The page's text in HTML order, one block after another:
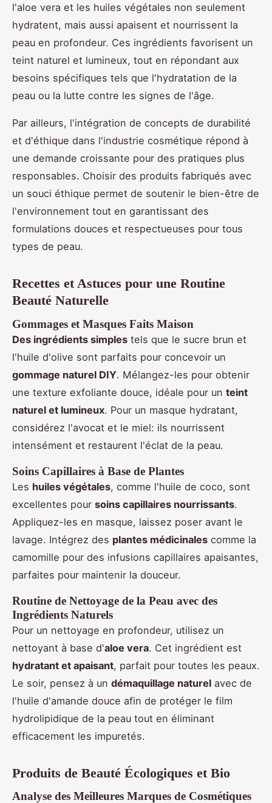
l'aloe vera et les huiles végétales non seulement
hydratent, mais aussi apaisent et nourrissent la
peau en profondeur. Ces ingrédients favorisent un
teint naturel et lumineux, tout en répondant aux
besoins spécifiques tels que l'hydratation de la
peau ou la lutte contre les signes de l'âge.
Par ailleurs, l'intégration de concepts de durabilité
et d'éthique dans l'industrie cosmétique répond à
une demande croissante pour des pratiques plus
responsables. Choisir des produits fabriqués avec
un souci éthique permet de soutenir le bien-être de
l'environnement tout en garantissant des
formulations douces et respectueuses pour tous
types de peau.
Recettes et Astuces pour une Routine
Beauté Naturelle
Gommages et Masques Faits Maison
Des ingrédients simples tels que le sucre brun et
l'huile d'olive sont parfaits pour concevoir un
gommage naturel DIY. Mélangez-les pour obtenir
une texture exfoliante douce, idéale pour un teint
naturel et lumineux. Pour un masque hydratant,
considérez l'avocat et le miel: ils nourrissent
intensément et restaurent l'éclat de la peau.
Soins Capillaires à Base de Plantes
Les huiles végétales, comme l'huile de coco, sont
excellentes pour soins capillaires nourrissants.
Appliquez-les en masque, laissez poser avant le
lavage. Intégrez des plantes médicinales comme la
camomille pour des infusions capillaires apaisantes,
parfaites pour maintenir la douceur.
Routine de Nettoyage de la Peau avec des
Ingrédients Naturels
Pour un nettoyage en profondeur, utilisez un
nettoyant à base d'aloe vera. Cet ingrédient est
hydratant et apaisant, parfait pour toutes les peaux.
Le soir, pensez à un démaquillage naturel avec de
l'huile d'amande douce afin de protéger le film
hydrolipidique de la peau tout en éliminant
efficacement les impuretés.
Produits de Beauté Écologiques et Bio
Analyse des Meilleures Marques de Cosmétiques